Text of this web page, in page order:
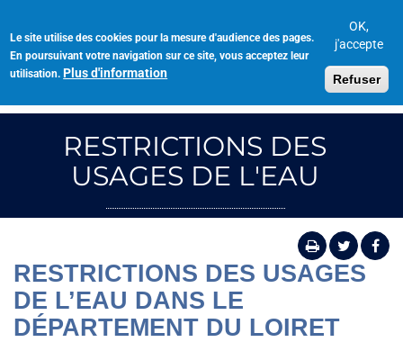
Le site utilise des cookies pour la mesure d'audience des pages.
En poursuivant votre navigation sur ce site, vous acceptez leur
utilisation. Plus d'information
OK,
j'accepte
Refuser
contenu
principal
RESTRICTIONS DES
USAGES DE L'EAU
RESTRICTIONS DES USAGES
DE L’EAU DANS LE
DÉPARTEMENT DU LOIRET